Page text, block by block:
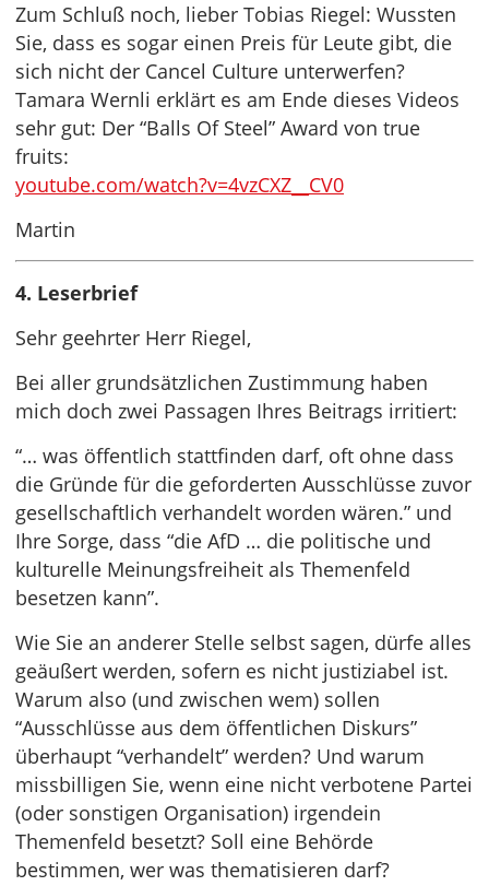
Zum Schluß noch, lieber Tobias Riegel: Wussten
Sie, dass es sogar einen Preis für Leute gibt, die
sich nicht der Cancel Culture unterwerfen?
Tamara Wernli erklärt es am Ende dieses Videos
sehr gut: Der “Balls Of Steel” Award von true
fruits:
youtube.com/watch?v=4vzCXZ__CV0
Martin
4. Leserbrief
Sehr geehrter Herr Riegel,
Bei aller grundsätzlichen Zustimmung haben
mich doch zwei Passagen Ihres Beitrags irritiert:
“… was öffentlich stattfinden darf, oft ohne dass
die Gründe für die geforderten Ausschlüsse zuvor
gesellschaftlich verhandelt worden wären.” und
Ihre Sorge, dass “die AfD … die politische und
kulturelle Meinungsfreiheit als Themenfeld
besetzen kann”.
Wie Sie an anderer Stelle selbst sagen, dürfe alles
geäußert werden, sofern es nicht justiziabel ist.
Warum also (und zwischen wem) sollen
“Ausschlüsse aus dem öffentlichen Diskurs”
überhaupt “verhandelt” werden? Und warum
missbilligen Sie, wenn eine nicht verbotene Partei
(oder sonstigen Organisation) irgendein
Themenfeld besetzt? Soll eine Behörde
bestimmen, wer was thematisieren darf?